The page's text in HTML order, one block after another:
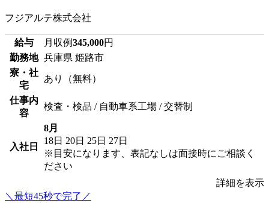
フジアルテ株式会社
給与 月収例345,000円
勤務地 兵庫県 姫路市
寮・社
宅
あり（無料）
仕事内
容
検査・検品 / 自動車系工場 / 交替制
入社日
8月
18日 20日 25日 27日
※目安になります、表記なしは面接時にご相談く
ださい
詳細を表示
＼最短45秒で完了／